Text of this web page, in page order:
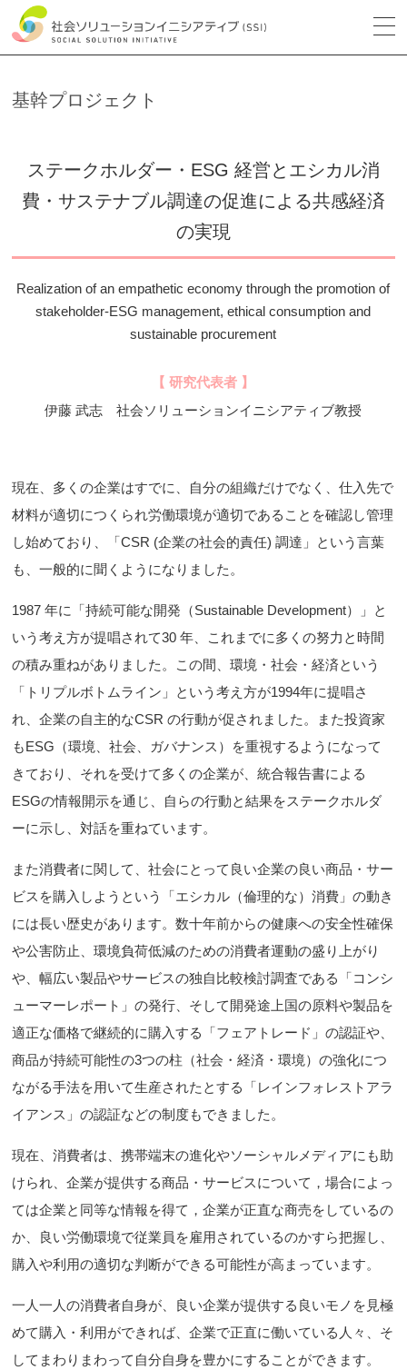
基幹プロジェクト
ステークホルダー・ESG 経営とエシカル消
費・サステナブル調達の促進による共感経済
の実現
Realization of an empathetic economy through the promotion of
stakeholder-ESG management, ethical consumption and
sustainable procurement
【 研究代表者 】
伊藤 武志 社会ソリューションイニシアティブ教授
現在、多くの企業はすでに、自分の組織だけでなく、仕入先で
材料が適切につくられ労働環境が適切であることを確認し管理
し始めており、「CSR (企業の社会的責任) 調達」という言葉
も、一般的に聞くようになりました。
1987 年に「持続可能な開発（Sustainable Development）」と
いう考え方が提唱されて30 年、これまでに多くの努力と時間
の積み重ねがありました。この間、環境・社会・経済という
「トリプルボトムライン」という考え方が1994年に提唱さ
れ、企業の自主的なCSR の行動が促されました。また投資家
もESG（環境、社会、ガバナンス）を重視するようになって
きており、それを受けて多くの企業が、統合報告書による
ESGの情報開示を通じ、自らの行動と結果をステークホルダ
ーに示し、対話を重ねています。
また消費者に関して、社会にとって良い企業の良い商品・サー
ビスを購入しようという「エシカル（倫理的な）消費」の動き
には長い歴史があります。数十年前からの健康への安全性確保
や公害防止、環境負荷低減のための消費者運動の盛り上がり
や、幅広い製品やサービスの独自比較検討調査である「コンシ
ューマーレポート」の発行、そして開発途上国の原料や製品を
適正な価格で継続的に購入する「フェアトレード」の認証や、
商品が持続可能性の3つの柱（社会・経済・環境）の強化につ
ながる手法を用いて生産されたとする「レインフォレストアラ
イアンス」の認証などの制度もできました。
現在、消費者は、携帯端末の進化やソーシャルメディアにも助
けられ、企業が提供する商品・サービスについて，場合によっ
ては企業と同等な情報を得て，企業が正直な商売をしているの
か、良い労働環境で従業員を雇用されているのかすら把握し、
購入や利用の適切な判断ができる可能性が高まっています。
一人一人の消費者自身が、良い企業が提供する良いモノを見極
めて購入・利用ができれば、企業で正直に働いている人々、そ
してまわりまわって自分自身を豊かにすることができます。